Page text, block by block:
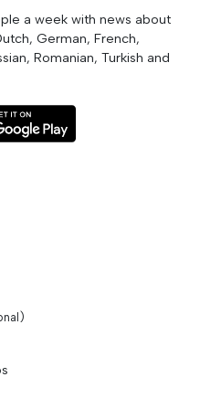
a week with news about
German, French,
Romanian, Turkish and